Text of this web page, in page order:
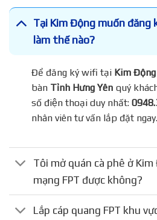
Tại Kim Động muốn đăng
làm thế nào?
Để đăng ký wifi tạiKim Động
bànTỉnh Hưng Yênquý
số điện thoại duy nhất:
nhân viên tư vấn lắp đặt ngay.
Tôi mở quán cà phê ở
mạng FPT được không?
Lắp cáp quang FPT khu